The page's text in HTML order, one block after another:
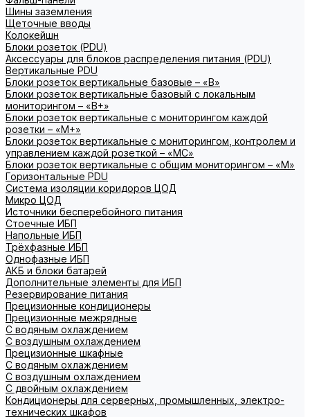
Шины заземления
Щеточные вводы
Колокейшн
Блоки розеток (PDU)
Аксессуары для блоков распределения питания (PDU)
Вертикальные PDU
Блоки розеток вертикальные базовые – «В»
Блоки розеток вертикальные базовый с локальным
мониторингом – «В+»
Блоки розеток вертикальные с мониторингом каждой
розетки – «М+»
Блоки розеток вертикальные с мониторингом, контролем и
управлением каждой розеткой – «МС»
Блоки розеток вертикальные с общим мониторингом – «М»
Горизонтальные PDU
Система изоляции коридоров ЦОД
Микро ЦОД
Источники бесперебойного питания
Стоечные ИБП
Напольные ИБП
Трёхфазные ИБП
Однофазные ИБП
АКБ и блоки батарей
Дополнительные элементы для ИБП
Резервирование питания
Прецизионные кондиционеры
Прецизионные межрядные
С водяным охлаждением
С воздушным охлаждением
Прецизионные шкафные
С водяным охлаждением
С воздушным охлаждением
С двойным охлаждением
Кондиционеры для серверных, промышленных, электро-
технических шкафов